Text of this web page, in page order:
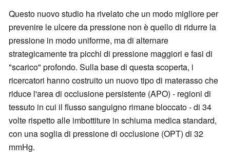
Questo nuovo studio ha rivelato che un modo migliore per
prevenire le ulcere da pressione non è quello di ridurre la
pressione in modo uniforme, ma di alternare
strategicamente tra picchi di pressione maggiori e fasi di
"scarico" profondo. Sulla base di questa scoperta, i
ricercatori hanno costruito un nuovo tipo di materasso che
riduce l'area di occlusione persistente (APO) - regioni di
tessuto in cui il flusso sanguigno rimane bloccato - di 34
volte rispetto alle imbottiture in schiuma medica standard,
con una soglia di pressione di occlusione (OPT) di 32
mmHg.